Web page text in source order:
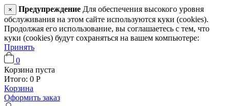
× Предупреждение Для обеспечения высокого уровня
обслуживания на этом сайте используются куки (cookies).
Продолжая его использование, вы соглашаетесь с тем, что
куки (cookies) будут сохраняться на вашем компьютере:
Принять
0
Корзина пуста
Итого: 0 Р
Корзина
Оформить заказ